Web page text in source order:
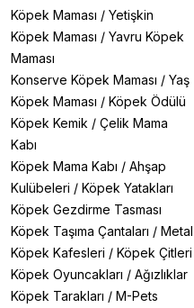
Köpek Maması / Yetişkin
Köpek Maması / Yavru Köpek
Maması
Konserve Köpek Maması / Yaş
Köpek Maması / Köpek Ödülü
Köpek Kemik / Çelik Mama
Kabı
Köpek Mama Kabı / Ahşap
Kulübeleri / Köpek Yatakları
Köpek Gezdirme Tasması
Köpek Taşıma Çantaları / Metal
Köpek Kafesleri / Köpek Çitleri
Köpek Oyuncakları / Ağızlıklar
Köpek Tarakları / M-Pets